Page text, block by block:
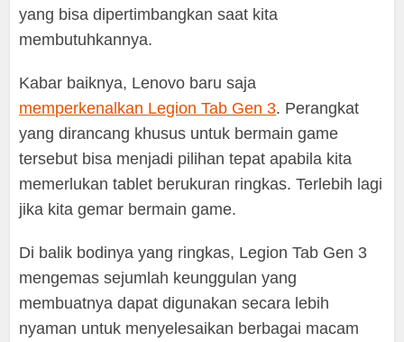
yang bisa dipertimbangkan saat kita
membutuhkannya.
Kabar baiknya, Lenovo baru saja
memperkenalkan Legion Tab Gen 3. Perangkat
yang dirancang khusus untuk bermain game
tersebut bisa menjadi pilihan tepat apabila kita
memerlukan tablet berukuran ringkas. Terlebih lagi
jika kita gemar bermain game.
Di balik bodinya yang ringkas, Legion Tab Gen 3
mengemas sejumlah keunggulan yang
membuatnya dapat digunakan secara lebih
nyaman untuk menyelesaikan berbagai macam